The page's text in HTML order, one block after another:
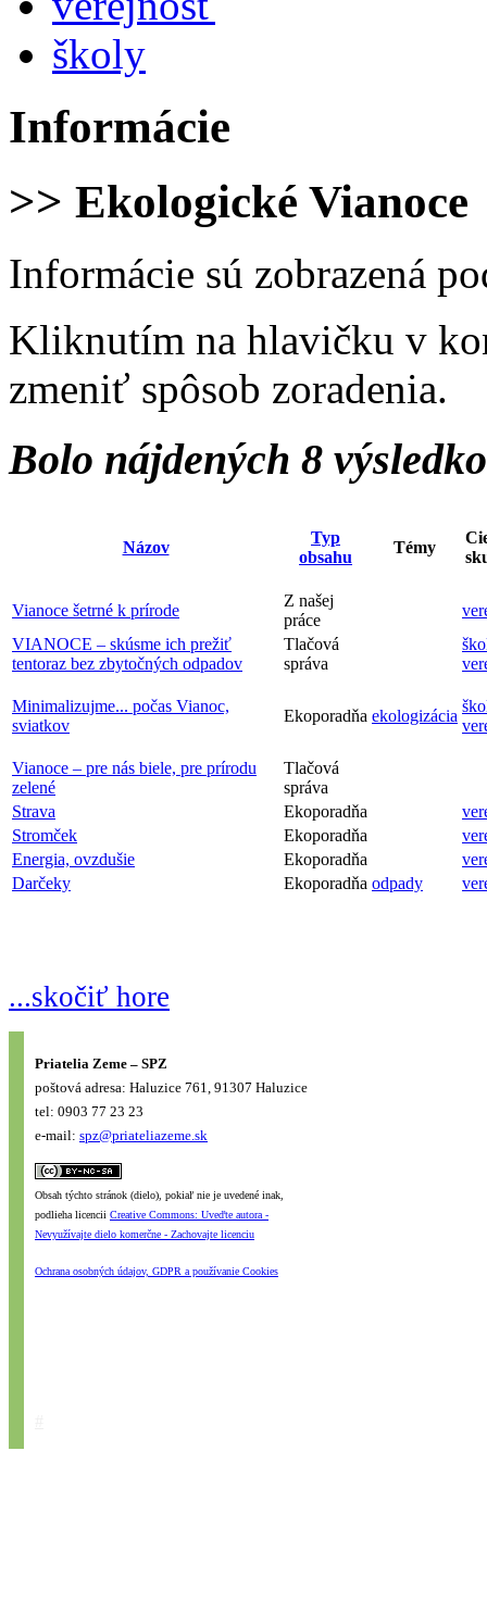
školy
Informácie
>> Ekologické Vianoce
Informácie sú zobrazená
Kliknutím na hlavičku v
zmeniť spôsob zoradenia.
Bolo nájdených 8
Názov
Typ
obsahu
Témy
Vianoce šetrné k prírode
Z našej
práce
VIANOCE – skúsme ich prežiť
tentoraz bez zbytočných odpadov
Tlačová
správa
Minimalizujme... počas Vianoc,
sviatkov
Ekoporadňa ekologizácia
Vianoce – pre nás biele, pre prírodu
zelené
Tlačová
správa
Strava
Ekoporadňa
Stromček
Ekoporadňa
Energia, ovzdušie
Ekoporadňa
Darčeky
Ekoporadňa odpady
...skočiť hore
Priatelia Zeme – SPZ
poštová adresa: Haluzice 761, 91307 Haluzice
tel: 0903 77 23 23
e-mail: spz@priateliazeme.sk
Obsah týchto stránok (dielo), pokiaľ nie je uvedené inak,
podlieha licencii Creative Commons: Uveďte autora -
Nevyužívajte dielo komerčne - Zachovajte licenciu
Ochrana osobných údajov, GDPR a používanie Cookies